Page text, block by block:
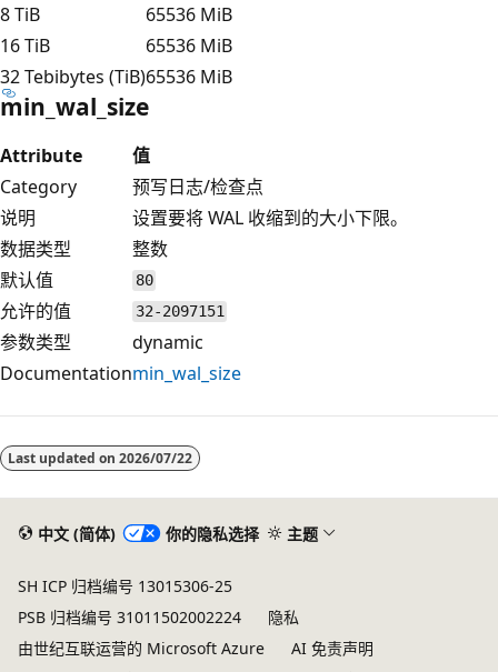
8 TiB
65536 MiB
16 TiB
65536 MiB
32 Tebibytes (TiB)65536 MiB
min_wal_size
Attribute
值
Category
预写日志/检查点
说明
设置要将 WAL 收缩到的大小下限。
数据类型
整数
默认值
80
允许的值 32-2097151
参数类型
dynamic
Documentationmin_wal_size
模
式
Last updated on 2026/07/22
中文 (简体) 你的隐私选择 主题
SH ICP 归档编号 13015306-25
PSB 归档编号 31011502002224
隐私
由世纪互联运营的 Microsoft Azure
AI 免责声明